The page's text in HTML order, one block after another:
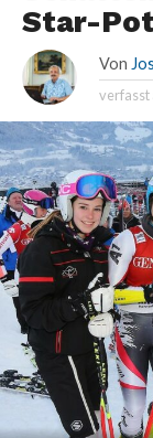
Star-
Von
verfasst